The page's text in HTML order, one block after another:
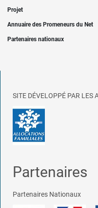
Projet
Annuaire des Promeneurs du Net
Partenaires nationaux
SITE DÉVELOPPÉ PAR LES
Partenaires
Partenaires Nationaux